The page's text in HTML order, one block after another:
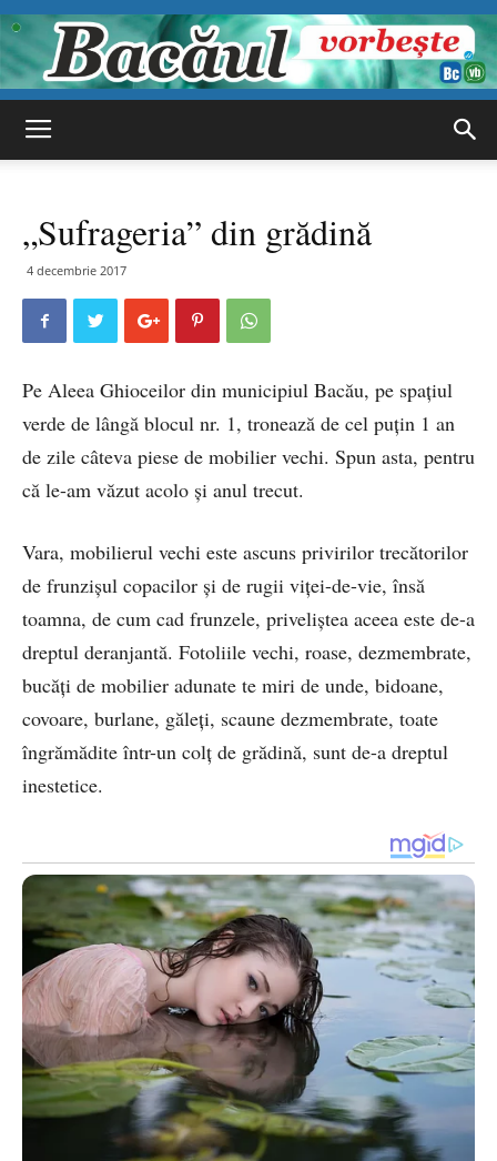
vorbește
„Sufrageria” din grădină
4 decembrie 2017
Pe Aleea Ghioceilor din municipiul Bacău, pe spațiul
verde de lângă blocul nr. 1, tronează de cel puțin 1 an
de zile câteva piese de mobilier vechi. Spun asta, pentru
că le-am văzut acolo și anul trecut.
Vara, mobilierul vechi este ascuns privirilor trecătorilor
de frunzișul copacilor și de rugii viței-de-vie, însă
toamna, de cum cad frunzele, priveliștea aceea este de-a
dreptul deranjantă. Fotoliile vechi, roase, dezmembrate,
bucăți de mobilier adunate te miri de unde, bidoane,
covoare, burlane, găleți, scaune dezmembrate, toate
îngrămădite într-un colț de grădină, sunt de-a dreptul
inestetice.